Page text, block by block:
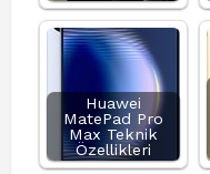
Huawei
MatePad Pro
Max Teknik
Özellikleri